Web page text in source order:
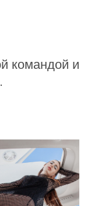
командой и